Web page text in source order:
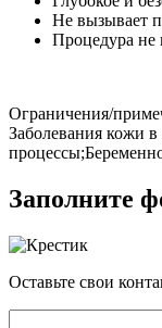
Не вызывает
Процедура не
Ограничения/
Заболевания кожи
Заполните
Оставьте свои